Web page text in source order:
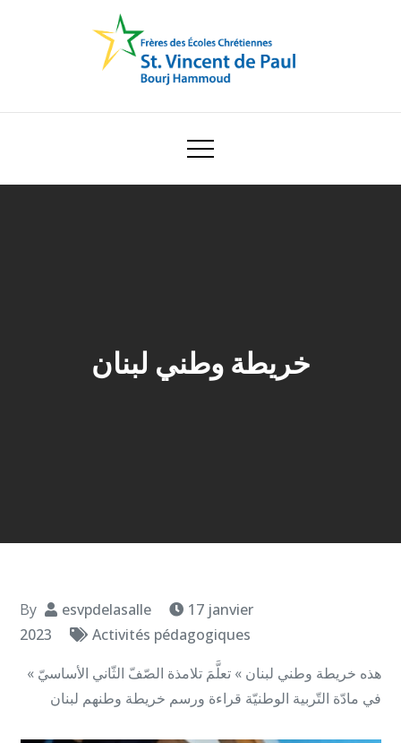
Ecole Saint Vincent de Paul
خريطة وطني لبنان
By esvpdelasalle
17 janvier
2023
Activités pédagogiques
« هذه خريطة وطني لبنان » تعلَّمَ تلامذة الصّفّ الثّاني الأساسيّ
في مادّة التّربية الوطنيّة قراءة ورسم خريطة وطنهم لبنان